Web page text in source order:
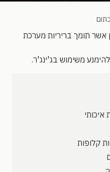
אשר תומך בריריות מערכת
משימוש בג'ינג'ר.
איכותי
קלופות